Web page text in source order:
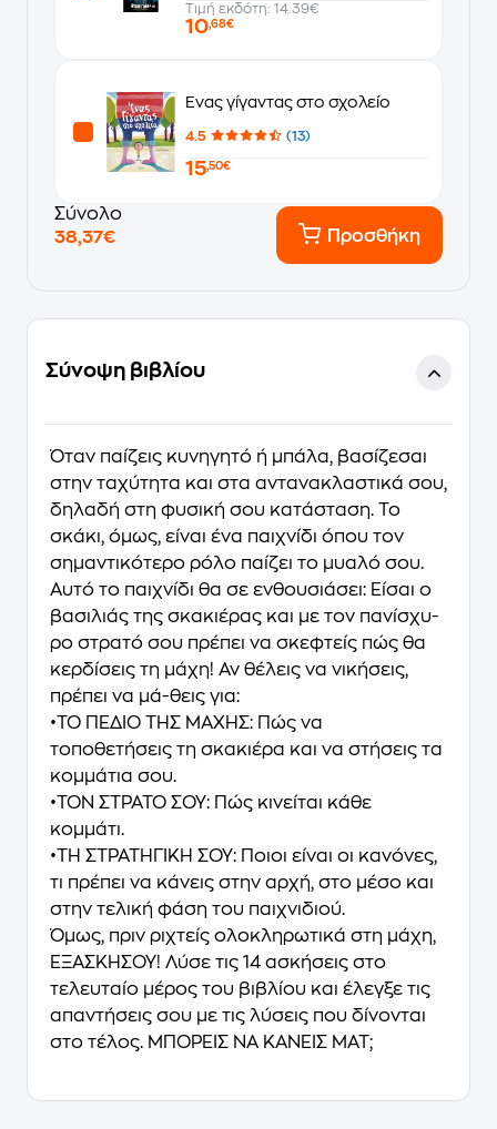
Τιμή εκδότη: 14.39€
10,68€
Ένας γίγαντας στο σχολείο
4.5 (13)
15,50€
Σύνολο
38,37€
Προσθήκη
Σύνοψη βιβλίου
Όταν παίζεις κυνηγητό ή μπάλα, βασίζεσαι
στην ταχύτητα και στα αντανακλαστικά σου,
δηλαδή στη φυσική σου κατάσταση. Το
σκάκι, όμως, είναι ένα παιχνίδι όπου τον
σημαντικότερο ρόλο παίζει το μυαλό σου.
Αυτό το παιχνίδι θα σε ενθουσιάσει: Είσαι ο
βασιλιάς της σκακιέρας και με τον πανίσχυ-
ρο στρατό σου πρέπει να σκεφτείς πώς θα
κερδίσεις τη μάχη! Αν θέλεις να νικήσεις,
πρέπει να μά-θεις για:
•ΤΟ ΠΕΔΙΟ ΤΗΣ ΜΑΧΗΣ: Πώς να
τοποθετήσεις τη σκακιέρα και να στήσεις τα
κομμάτια σου.
•ΤΟΝ ΣΤΡΑΤΟ ΣΟΥ: Πώς κινείται κάθε
κομμάτι.
•ΤΗ ΣΤΡΑΤΗΓΙΚΗ ΣΟΥ: Ποιοι είναι οι κανόνες,
τι πρέπει να κάνεις στην αρχή, στο μέσο και
στην τελική φάση του παιχνιδιού.
Όμως, πριν ριχτείς ολοκληρωτικά στη μάχη,
ΕΞΑΣΚΗΣΟΥ! Λύσε τις 14 ασκήσεις στο
τελευταίο μέρος του βιβλίου και έλεγξε τις
απαντήσεις σου με τις λύσεις που δίνονται
στο τέλος. ΜΠΟΡΕΙΣ ΝΑ ΚΑΝΕΙΣ ΜΑΤ;